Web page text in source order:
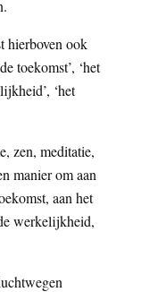
hierboven ook
toekomst’, ‘het
‘het
zen, meditatie,
manier om aan
aan het
werkelijkheid,